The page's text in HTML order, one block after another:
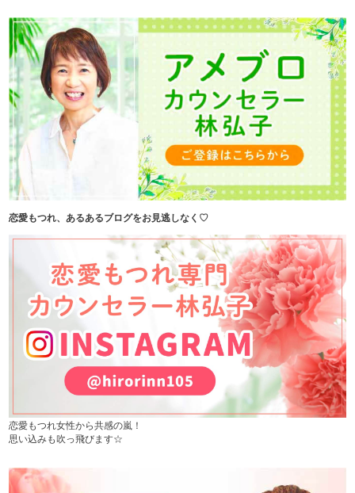
恋愛もつれ、あるあるブログをお見逃しなく♡
恋愛もつれ女性から共感の嵐！
思い込みも吹っ飛びます☆